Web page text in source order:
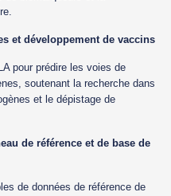
et développement de vaccins
pour prédire les voies de
soutenant la recherche dans
et le dépistage de
de référence et de base de
de données de référence de